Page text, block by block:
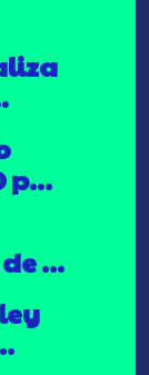
p...
...